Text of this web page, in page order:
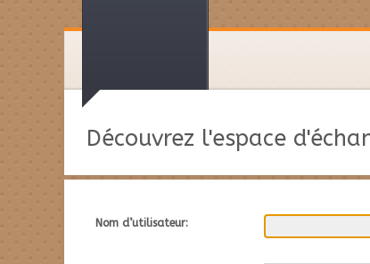
Découvrez l'espace
Nom d’utilisateur: